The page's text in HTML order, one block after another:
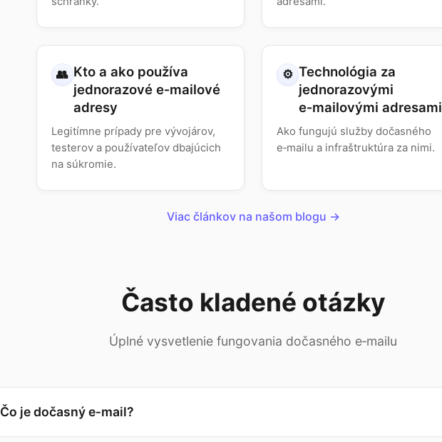
👥 Kto a ako používa
jednorazové e‑mailové
adresy
Legitímne prípady pre vývojárov,
testerov a používateľov dbajúcich
na súkromie.
⚙️ Technológia za
jednorazovými
e‑mailovými adresami
Ako fungujú služby dočasného
e‑mailu a infraštruktúra za nimi.
Viac článkov na našom blogu →
Často kladené otázky
Úplné vysvetlenie fungovania dočasného e‑mailu
Čo je dočasný e‑mail?